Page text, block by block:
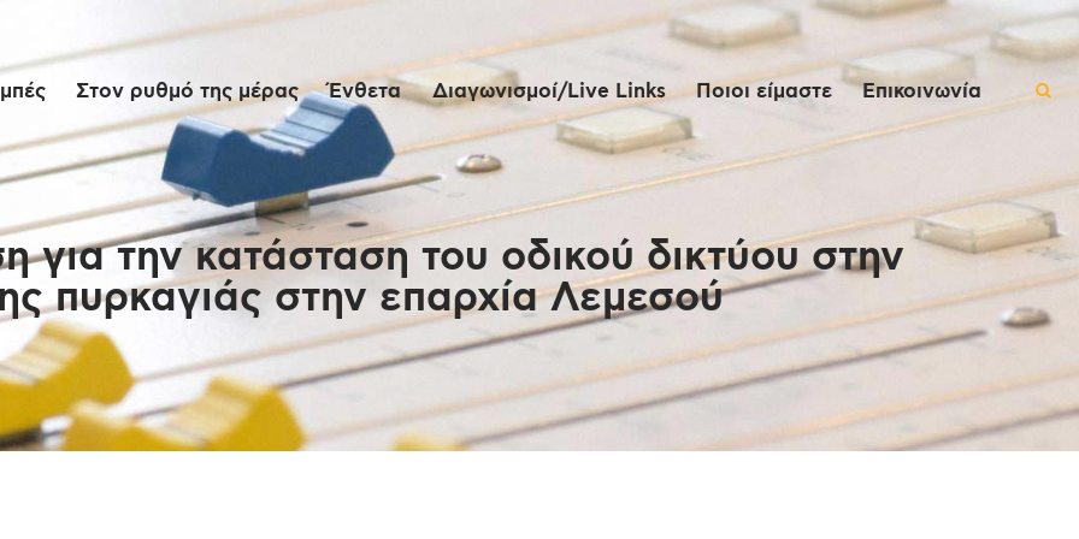
Στον ρυθμό της μέρας Ένθετα Διαγωνισμοί/Live Links Ποιοι είμαστε Επικοινωνία
την κατάσταση του οδικού δικτύου στην
πυρκαγιάς στην επαρχία Λεμεσού
Αρχική
Εκπομπές
Στον ρυθμό της
μέρας
Ένθετα
Διαγωνισμοί/Live
Links